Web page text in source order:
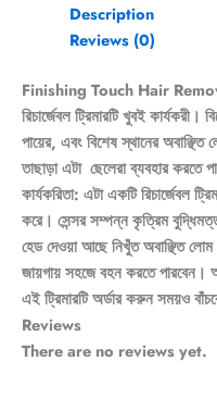
Description
Reviews (0)
Finishing Touch Hair
রিচার্জেবল ট্রিমারটি খুবই
পায়ের, এবং বিশেষ স্থানের
তাছাড়া এটা ছেলেরা ব্যবহার করতে
কার্যকরিতা: এটা একটি রিচার্জেবল
করে। সেন্সর সম্পন্ন কৃত্রিম
হেড দেওয়া আছে নিখুঁত অবাঞ্ছিত
জায়গায় সহজে বহন করতে পারবেন।
এই ট্রিমারটি অর্ডার করুন সময়ও
Reviews
There are no reviews yet.